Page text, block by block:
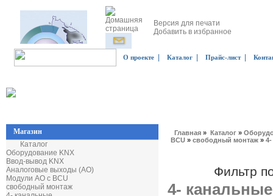
Версия для печати
Добавить в избранное
О проекте Каталог Прайс-лист|
Магазин
Каталог
Оборудование KNX
Ввод-вывод KNX
Аналоговые выходы (AO)
Модули AO с BCU
свободный монтаж
Главная » Каталог »
BCU » свободный монтаж »
Фильтр
4- канальные